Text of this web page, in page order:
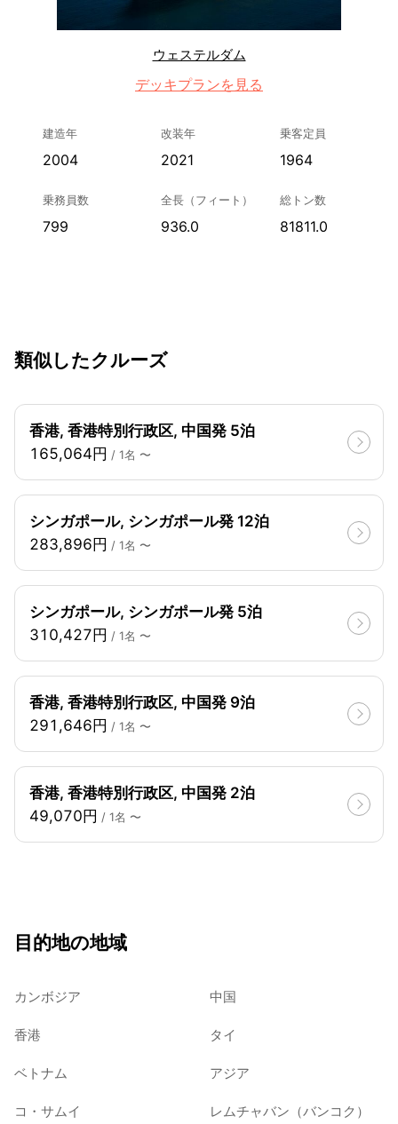
ウェステルダム
デッキプランを見る
建造年
2004
改装年
2021
乗客定員
1964
乗務員数
799
全長（フィート）
936.0
総トン数
81811.0
類似したクルーズ
香港, 香港特別行政区, 中国発 5泊
165,064円 / 1名 〜
シンガポール, シンガポール発 12泊
283,896円 / 1名 〜
シンガポール, シンガポール発 5泊
310,427円 / 1名 〜
香港, 香港特別行政区, 中国発 9泊
291,646円 / 1名 〜
香港, 香港特別行政区, 中国発 2泊
49,070円 / 1名 〜
目的地の地域
カンボジア 中国
香港 タイ
ベトナム アジア
コ・サムイ レムチャバン（バンコク）